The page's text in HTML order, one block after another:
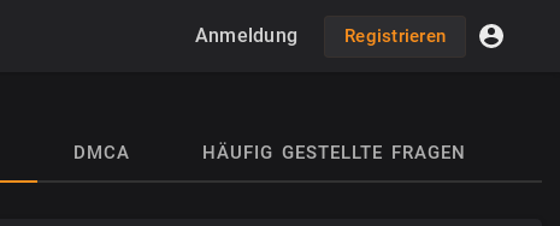
Anmeldung Registrieren
DMCA HÄUFIG GESTELLTE FRAGEN